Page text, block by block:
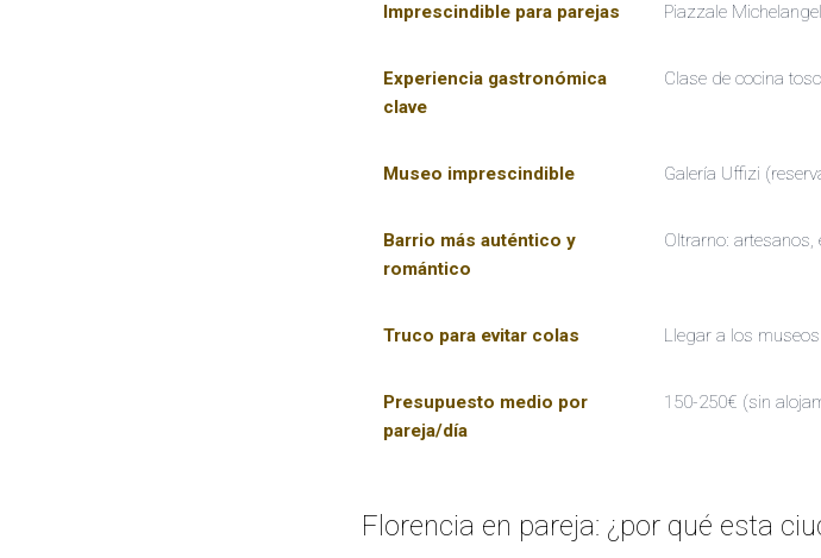
Imprescindible para parejas Piazzale
Experiencia gastronómica
clave
Clase de cocina
Museo imprescindible Galería Uffizi
Barrio más auténtico y
romántico
Oltrarno:
Truco para evitar colas Llegar a los
Presupuesto medio por
pareja/día
150-250€ (sin
Florencia en pareja: ¿por qué esta